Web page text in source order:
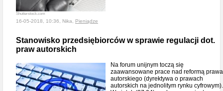
Shutterstock.com
16-05-2018, 10:36, Nika, Pieniądze
Stanowisko przedsiębiorców w sprawie regulacji dot.
praw autorskich
Na forum unijnym toczą się
zaawansowane prace nad reformą prawa
autorskiego (dyrektywa o prawach
autorskich na jednolitym rynku cyfrowym).